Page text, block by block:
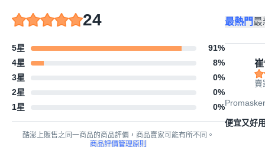
24
5星 91%
4星
8%
3星
0%
2星
0%
1星
0%
酷澎上販售之同一商品的商品評價，商品賣家可能有所不同。
商品評價管理原則
最熱門最
賣
便宜又好